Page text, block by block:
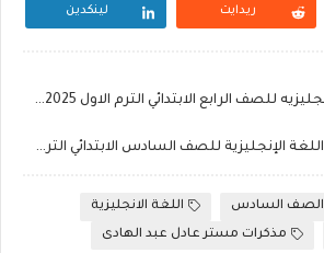
ريدايت لينكدين
ليلة إمتحان للغه الانجليزيه للصف الرابع الابتدائي الترم الاول 2025 ، اهم الاسئلة المتوقعة لمستر عادل عبد الهادي
مراجعة ليلة إمتحان اللغة الإنجليزية للصف السادس الابتدائي الترم الاول 2025.pdf لمستر صلاح عبد السلام
الصف السادس
اللغة الانجليزية
مذكرات مستر عادل عبد الهادى